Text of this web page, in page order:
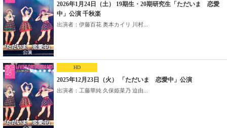
2026年1月24日（土） 19期生・20期研究生「ただいま 恋愛
中」公演 千秋楽
出演者：伊藤百花 奥本カイリ 川村...
HD
2025年12月23日（火） 「ただいま 恋愛中」公演
出演者：工藤華純 久保姫菜乃 迫由...